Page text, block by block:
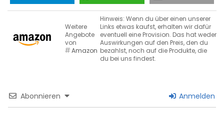
Weitere
Angebote
von
Amazon
Hinweis: Wenn du über einen unserer
Links etwas kaufst, erhalten wir dafür
eventuell eine Provision. Das hat weder
Auswirkungen auf den Preis, den du
bezahlst, noch auf die Produkte, die
du bei uns findest.
Abonnieren Anmelden